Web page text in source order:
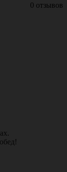
0 отзывов